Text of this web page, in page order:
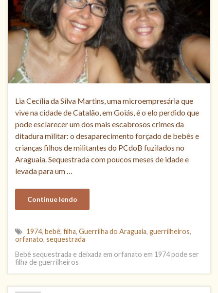
Lia Cecília da Silva Martins, uma microempresária que
vive na cidade de Catalão, em Goiás, é o elo perdido que
pode esclarecer um dos mais escabrosos crimes da
ditadura militar: o desaparecimento forçado de bebês e
crianças filhos de militantes do PCdoB fuzilados no
Araguaia. Sequestrada com poucos meses de idade e
levada para um …
Continue lendo
1974, bebê, filha, Guerrilha do Araguaia, guerrilheiros,
orfanato, sequestrada
Bebê sequestrada e deixada em orfanato em 1974 pode ser
filha de guerrilheiros